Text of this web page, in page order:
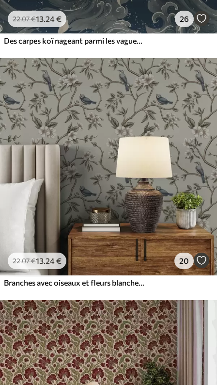
22.07€13.24€ 26
Des carpes koï nageant parmi les vagues spectaculaires de l'océan
22.07€13.24€ 20
Branches avec oiseaux et fleurs blanches sur un fond délicat